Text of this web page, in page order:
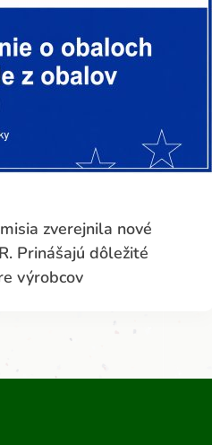
zverejnila nové
Prinášajú dôležité
výrobcov